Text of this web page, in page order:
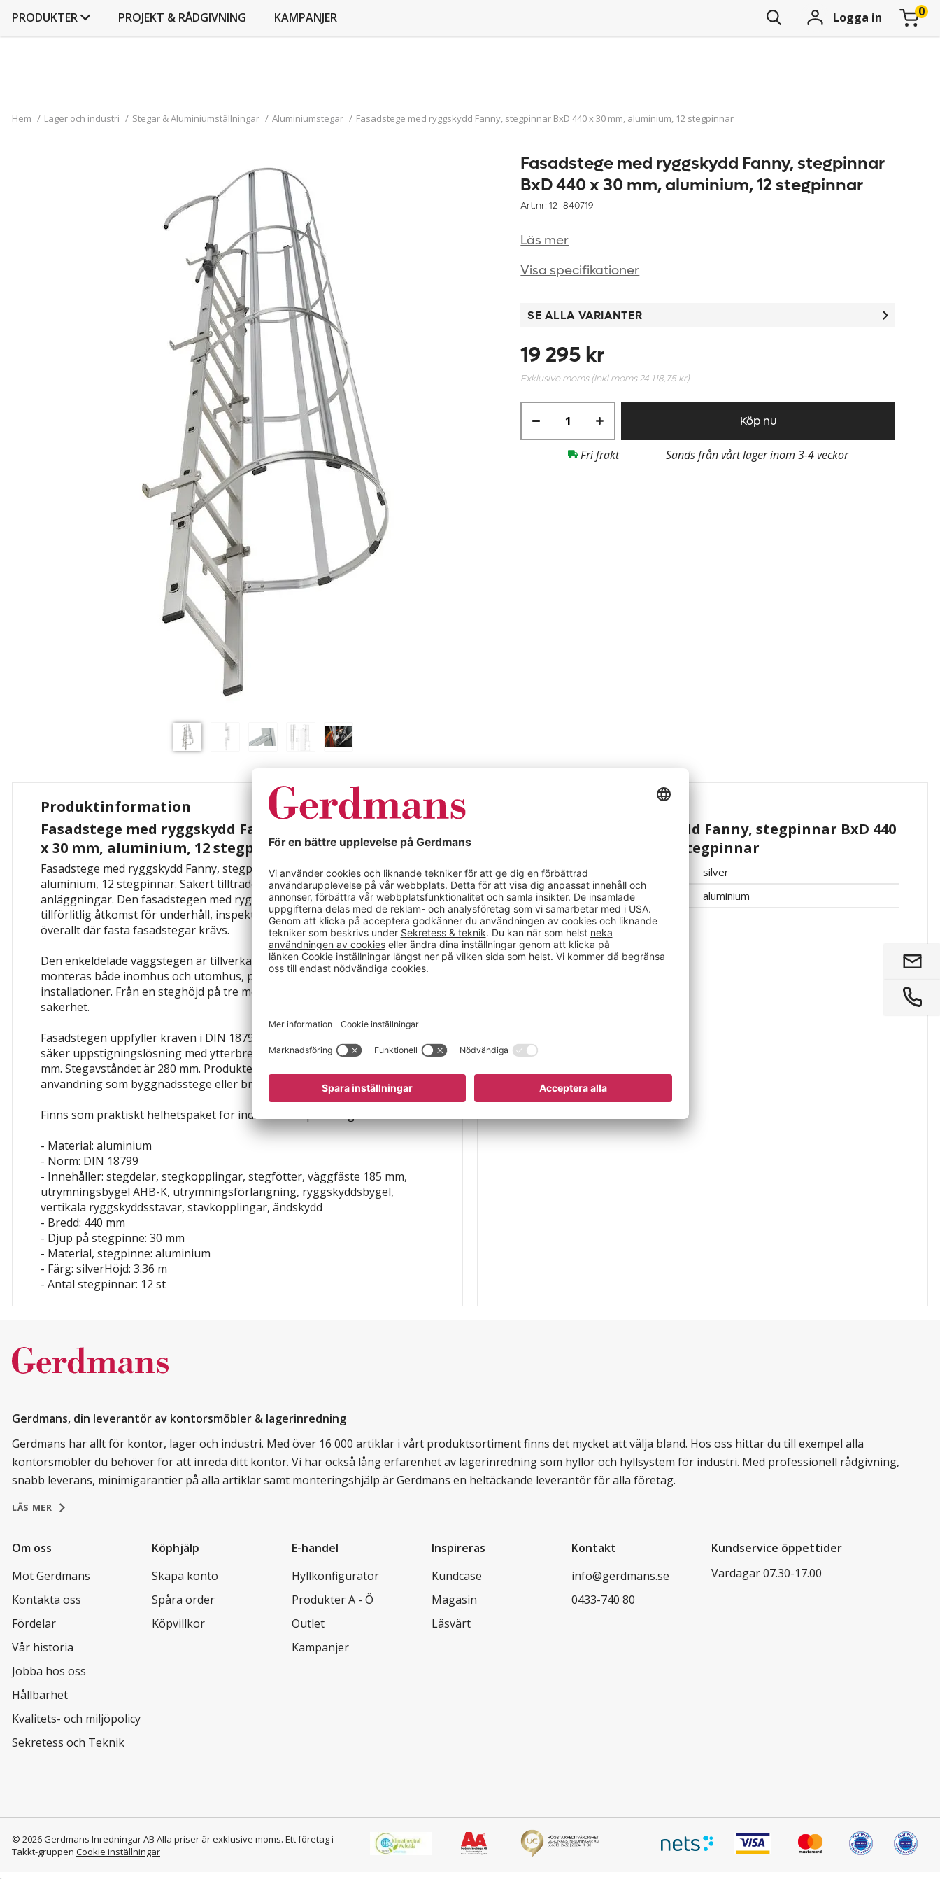
PRODUKTER PROJEKT & RÅDGIVNING KAMPANJER Logga in
Hem / Lager och industri / Stegar & Aluminiumställningar / Aluminiumstegar / Fasadstege med ryggskydd Fanny, stegpinnar BxD 440 x 30 mm, aluminium, 12 stegpinnar
Fasadstege med ryggskydd Fanny, stegpinnar
BxD 440 x 30 mm, aluminium, 12 stegpinnar
Art.nr: 12-840719
Läs mer
Visa specifikationer
SE ALLA VARIANTER
19 295 kr
Exklusive moms (Inkl moms24 118,75 kr)
Köp nu
Fri frakt Sänds från vårt lager inom 3-4 veckor
Produktinformation
Fasadstege med ryggskydd Fanny, stegpinnar BxD 440
x 30 mm, aluminium, 12 stegpinnar
Fasadstege med ryggskydd Fanny, stegpinnar BxD 440 x 30 mm,
aluminium, 12 stegpinnar. Säkert tillträde på höjd vid fasader och
anläggningar. Den fasadstegen med ryggskydd av typen ALM ger
tillförlitlig åtkomst för underhåll, inspektioner och utrymningsvägar –
överallt där fasta fasadstegar krävs.
Den enkeldelade väggstegen är tillverkad av robust aluminium och kan
monteras både inomhus och utomhus, på byggnader och tekniska
installationer. Från en steghöjd på tre meter krävs ryggskydd för extra
säkerhet.
Fasadstegen uppfyller kraven i DIN 18799 och erbjuder en bekväm och
säker uppstigningslösning med ytterbredden 490 mm och innermåttet 450
mm. Stegavståndet är 280 mm. Produkten är idealisk för professionell
användning som byggnadsstege eller brandstege.
Finns som praktiskt helhetspaket för individuell anpassning.
- Material: aluminium
- Norm: DIN 18799
- Innehåller: stegdelar, stegkopplingar, stegfötter, väggfäste 185 mm,
utrymningsbygel AHB-K, utrymningsförlängning, ryggskyddsbygel,
vertikala ryggskyddsstavar, stavkopplingar, ändskydd
- Bredd: 440 mm
- Djup på stegpinne: 30 mm
- Material, stegpinne: aluminium
- Färg: silverHöjd: 3.36 m
- Antal stegpinnar: 12 st
Fasadstege med ryggskydd Fanny, stegpinnar BxD 440
x 30 mm, aluminium, 12 stegpinnar
Färg
silver
Material
aluminium
Gerdmans, din leverantör av kontorsmöbler & lagerinredning
Gerdmans har allt för kontor, lager och industri. Med över 16 000 artiklar i vårt produktsortiment finns det mycket att välja bland. Hos oss hittar du till exempel alla
kontorsmöbler du behöver för att inreda ditt kontor. Vi har också lång erfarenhet av lagerinredning som hyllor och hyllsystem för industri. Med professionell rådgivning,
snabb leverans, minimigarantier på alla artiklar samt monteringshjälp är Gerdmans en heltäckande leverantör för alla företag.
LÄS MER
Om oss
Möt Gerdmans
Kontakta oss
Fördelar
Vår historia
Jobba hos oss
Hållbarhet
Kvalitets- och miljöpolicy
Sekretess och Teknik
Köphjälp
Skapa konto
Spåra order
Köpvillkor
E-handel
Hyllkonfigurator
Produkter A - Ö
Outlet
Kampanjer
Inspireras
Kundcase
Magasin
Läsvärt
Kontakt
info@gerdmans.se
0433-740 80
Kundservice öppettider
Vardagar 07.30-17.00
© 2026 Gerdmans Inredningar AB Alla priser är exklusive moms. Ett företag i
Takkt-gruppen Cookie inställningar